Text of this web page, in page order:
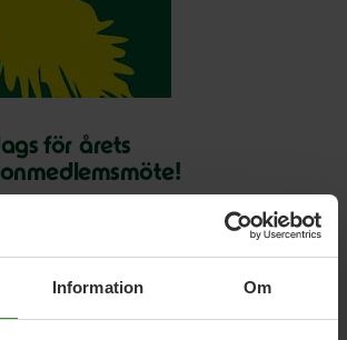
Information Om
för årets
19 januari 2014.